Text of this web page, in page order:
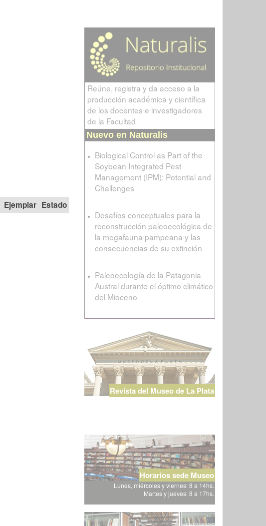
Estado
Reúne, registra y da acceso a la
producción académica y científica
de los docentes e investigadores
de la Facultad
Nuevo en Naturalis
Biological Control as Part of the
Soybean Integrated Pest
Management (IPM): Potential and
Challenges
Desafíos conceptuales para la
reconstrucción paleoecológica de
la megafauna pampeana y las
consecuencias de su extinción
Paleoecología de la Patagonia
Austral durante el óptimo climático
del Mioceno
Revista del Museo de La Plata
Horarios sede Museo
Lunes, miércoles y viernes: 8 a 14hs.
Martes y jueves: 8 a 17hs.